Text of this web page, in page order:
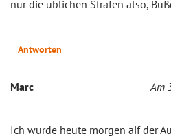
nur die üblichen Strafen also,
Antworten
Marc Am
Ich wurde heute morgen aif der